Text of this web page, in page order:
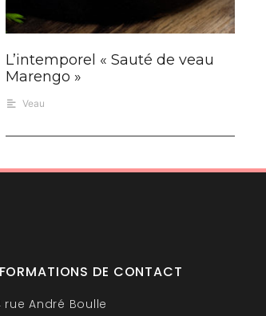
L’intemporel « Sauté de veau
Marengo »
Veau
DE CONTACT
rue André Boulle